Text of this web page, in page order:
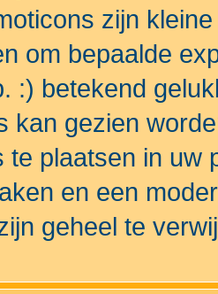
zijn
om bepaalde
:) betekend
kan gezien
te plaatsen in uw
en een
geheel te